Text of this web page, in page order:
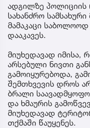
ადგილზე პოლიციის
სახანძრო
მამაკაცი საბოლოოდ
დააკავეს.
მიუხედავად იმისა,
არსებული ნივთი
გამოიყურებოდა,
შემთხვევის დროს
ბრალი
და ხმაურის
მიუხედავად
თქმაში წაუყენეს.